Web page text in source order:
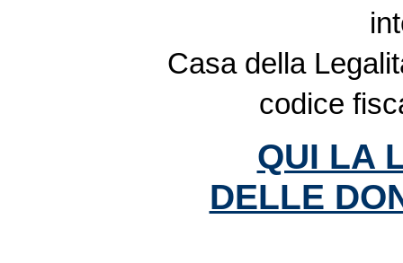
Casa della
codice
QUI LA
DELLE